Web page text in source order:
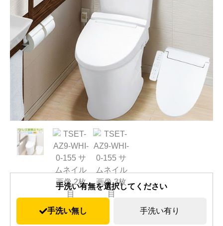
手洗い有無を選択してください
手洗い無し 手洗い有り